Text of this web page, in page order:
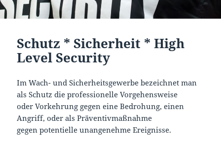
Schutz * Sicherheit * High
Level Security
Im Wach- und Sicherheitsgewerbe bezeichnet man
als Schutz die professionelle Vorgehensweise
oder Vorkehrung gegen eine Bedrohung, einen
Angriff, oder als Präventivmaßnahme
gegen potentielle unangenehme Ereignisse.